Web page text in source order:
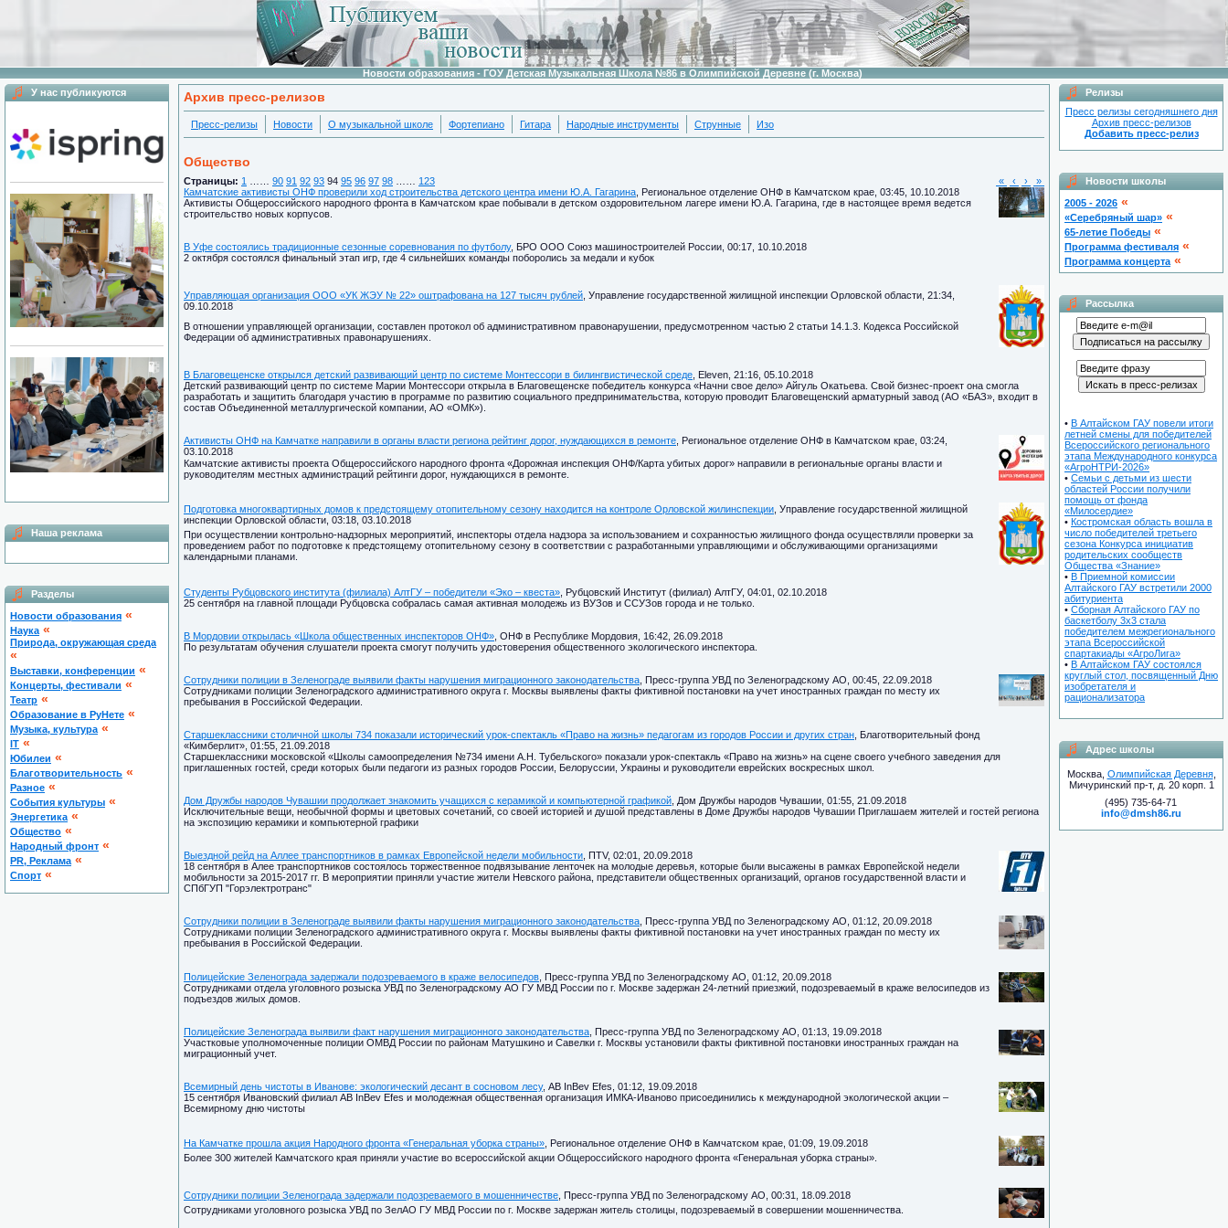
Новости образования - ГОУ Детская Музыкальная Школа №86 в Олимпийской Деревне (г. Москва)
У нас публикуются
Наша реклама
Разделы
Новости образования «
Наука «
Природа, окружающая среда
«
Выставки, конференции «
Концерты, фестивали «
Театр «
Образование в РуНете «
Музыка, культура «
IT «
Юбилеи «
Благотворительность «
Разное «
Cобытия культуры «
Энергетика «
Общество «
Народный фронт «
PR, Реклама «
Спорт «
Архив пресс-релизов
Пресс-релизы Новости О музыкальной школе Фортепиано Гитара Народные инструменты Струнные Изо
Общество
Страницы: 1 90 91 92 93 94 95 96 97 98 123 « ‹ ›
»
Камчатские активисты ОНФ проверили ход строительства детского центра имени Ю.А. Гагарина , Региональное отделение ОНФ в Камчатском крае, 03:45, 10.10.2018
Активисты Общероссийского народного фронта в Камчатском крае побывали в детском оздоровительном лагере имени Ю.А. Гагарина, где в настоящее время ведется
строительство новых корпусов.
В Уфе состоялись традиционные сезонные соревнования по футболу, БРО ООО Союз машиностроителей России, 00:17, 10.10.2018
2 октября состоялся финальный этап игр, где 4 сильнейших команды поборолись за медали и кубок
Управляющая организация ООО «УК ЖЭУ № 22» оштрафована на 127 тысяч рублей , Управление государственной жилищной инспекции Орловской области, 21:34,
09.10.2018
В отношении управляющей организации, составлен протокол об административном правонарушении, предусмотренном частью 2 статьи 14.1.3. Кодекса Российской
Федерации об административных правонарушениях.
В Благовещенске открылся детский развивающий центр по системе Монтессори в билингвистической среде , Eleven, 21:16, 05.10.2018
Детский развивающий центр по системе Марии Монтессори открыла в Благовещенске победитель конкурса «Начни свое дело» Айгуль Окатьева. Свой бизнес-проект она смогла
разработать и защитить благодаря участию в программе по развитию социального предпринимательства, которую проводит Благовещенский арматурный завод (АО «БАЗ», входит в
состав Объединенной металлургической компании, АО «ОМК»).
Активисты ОНФ на Камчатке направили в органы власти региона рейтинг дорог, нуждающихся в ремонте , Региональное отделение ОНФ в Камчатском крае, 03:24,
03.10.2018
Камчатские активисты проекта Общероссийского народного фронта «Дорожная инспекция ОНФ/Карта убитых дорог» направили в региональные органы власти и
руководителям местных администраций рейтинги дорог, нуждающихся в ремонте.
Подготовка многоквартирных домов к предстоящему отопительному сезону находится на контроле Орловской жилинспекции , Управление государственной жилищной
инспекции Орловской области, 03:18, 03.10.2018
При осуществлении контрольно-надзорных мероприятий, инспекторы отдела надзора за использованием и сохранностью жилищного фонда осуществляли проверки за
проведением работ по подготовке к предстоящему отопительному сезону в соответствии с разработанными управляющими и обслуживающими организациями
календарными планами.
Студенты Рубцовского института (филиала) АлтГУ – победители «Эко – квеста» , Рубцовский Институт (филиал) АлтГУ, 04:01, 02.10.2018
25 сентября на главной площади Рубцовска собралась самая активная молодежь из ВУЗов и ССУЗов города и не только.
В Мордовии открылась «Школа общественных инспекторов ОНФ» , ОНФ в Республике Мордовия, 16:42, 26.09.2018
По результатам обучения слушатели проекта смогут получить удостоверения общественного экологического инспектора.
Сотрудники полиции в Зеленограде выявили факты нарушения миграционного законодательства , Пресс-группа УВД по Зеленоградскому АО, 00:45, 22.09.2018
Сотрудниками полиции Зеленоградского административного округа г. Москвы выявлены факты фиктивной постановки на учет иностранных граждан по месту их
пребывания в Российской Федерации.
Старшеклассники столичной школы 734 показали исторический урок-спектакль «Право на жизнь» педагогам из городов России и других стран , Благотворительный фонд
«Кимберлит», 01:55, 21.09.2018
Старшеклассники московской «Школы самоопределения №734 имени А.Н. Тубельского» показали урок-спектакль «Право на жизнь» на сцене своего учебного заведения для
приглашенных гостей, среди которых были педагоги из разных городов России, Белоруссии, Украины и руководители еврейских воскресных школ.
Дом Дружбы народов Чувашии продолжает знакомить учащихся с керамикой и компьютерной графикой , Дом Дружбы народов Чувашии, 01:55, 21.09.2018
Исключительные вещи, необычной формы и цветовых сочетаний, со своей историей и душой представлены в Доме Дружбы народов Чувашии Приглашаем жителей и гостей региона
на экспозицию керамики и компьютерной графики
Выездной рейд на Аллее транспортников в рамках Европейской недели мобильности , ПTV, 02:01, 20.09.2018
18 сентября в Алее транспортников состоялось торжественное подвязывание ленточек на молодые деревья, которые были высажены в рамках Европейской недели
мобильности за 2015-2017 гг. В мероприятии приняли участие жители Невского района, представители общественных организаций, органов государственной власти и
СПбГУП "Горэлектротранс"
Сотрудники полиции в Зеленограде выявили факты нарушения миграционного законодательства , Пресс-группа УВД по Зеленоградскому АО, 01:12, 20.09.2018
Сотрудниками полиции Зеленоградского административного округа г. Москвы выявлены факты фиктивной постановки на учет иностранных граждан по месту их
пребывания в Российской Федерации.
Полицейские Зеленограда задержали подозреваемого в краже велосипедов , Пресс-группа УВД по Зеленоградскому АО, 01:12, 20.09.2018
Сотрудниками отдела уголовного розыска УВД по Зеленоградскому АО ГУ МВД России по г. Москве задержан 24-летний приезжий, подозреваемый в краже велосипедов из
подъездов жилых домов.
Полицейские Зеленограда выявили факт нарушения миграционного законодательства , Пресс-группа УВД по Зеленоградскому АО, 01:13, 19.09.2018
Участковые уполномоченные полиции ОМВД России по районам Матушкино и Савелки г. Москвы установили факты фиктивной постановки иностранных граждан на
миграционный учет.
Всемирный день чистоты в Иванове: экологический десант в сосновом лесу, AB InBev Efes, 01:12, 19.09.2018
15 сентября Ивановский филиал AB InBev Efes и молодежная общественная организация ИМКА-Иваново присоединились к международной экологической акции –
Всемирному дню чистоты
На Камчатке прошла акция Народного фронта «Генеральная уборка страны» , Региональное отделение ОНФ в Камчатском крае, 01:09, 19.09.2018
Более 300 жителей Камчатского края приняли участие во всероссийской акции Общероссийского народного фронта «Генеральная уборка страны».
Сотрудники полиции Зеленограда задержали подозреваемого в мошенничестве , Пресс-группа УВД по Зеленоградскому АО, 00:31, 18.09.2018
Сотрудниками уголовного розыска УВД по ЗелАО ГУ МВД России по г. Москве задержан житель столицы, подозреваемый в совершении мошенничества.
Релизы
Пресс релизы сегодняшнего дня
Архив пресс-релизов
Добавить пресс-релиз
Новости школы
2005 - 2026 «
«Серебряный шар» «
65-летие Победы «
Программа фестиваля «
Программа концерта «
Рассылка
• В Алтайском ГАУ повели итоги
летней смены для победителей
Всероссийского регионального
этапа Международного конкурса
«АгроНТРИ-2026»
• Семьи с детьми из шести
областей России получили
помощь от фонда
«Милосердие»
• Костромская область вошла в
число победителей третьего
сезона Конкурса инициатив
родительских сообществ
Общества «Знание»
• В Приемной комиссии
Алтайского ГАУ встретили 2000
абитуриента
• Сборная Алтайского ГАУ по
баскетболу 3х3 стала
победителем межрегионального
этапа Всероссийской
спартакиады «АгроЛига»
• В Алтайском ГАУ состоялся
круглый стол, посвященный Дню
изобретателя и
рационализатора
Адрес школы
Москва, Олимпийская Деревня,
Мичуринский пр-т, д. 20 корп. 1
(495) 735-64-71
info@dmsh86.ru